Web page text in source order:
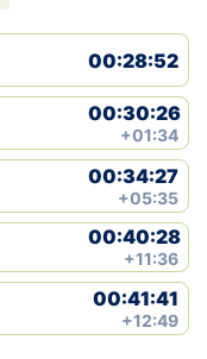
00:28:52
00:30:26
+01:34
00:34:27
+05:35
00:40:28
+11:36
00:41:41
+12:49